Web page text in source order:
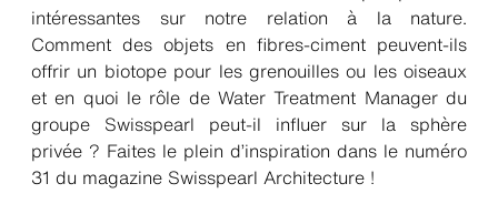
intéressantes sur notre relation à la nature.
Comment des objets en fibres-ciment peuvent-ils
offrir un biotope pour les grenouilles ou les oiseaux
et en quoi le rôle de Water Treatment Manager du
groupe Swisspearl peut-il influer sur la sphère
privée ? Faites le plein d’inspiration dans le numéro
31 du magazine Swisspearl Architecture !